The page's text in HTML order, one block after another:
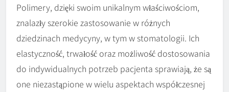
Polimery, dzięki swoim unikalnym właściwościom,
znalazły szerokie zastosowanie w różnych
dziedzinach medycyny, w tym w stomatologii. Ich
elastyczność, trwałość oraz możliwość dostosowania
do indywidualnych potrzeb pacjenta sprawiają, że są
one niezastąpione w wielu aspektach współczesnej